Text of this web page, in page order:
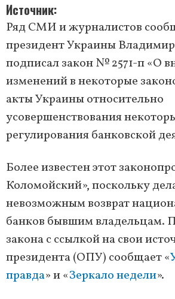
Источник
Ряд СМИ и журналистов
президент Украины
подписал закон № 2571-п «О
изменений в некоторые
акты Украины относительно
усовершенствования
регулирования банковской
Более известен этот
Коломойский», поскольку
невозможным возврат
банков бывшим владельцам.
закона с ссылкой на свои
президента (ОПУ) сообщает «
правда» и «Зеркало недели».